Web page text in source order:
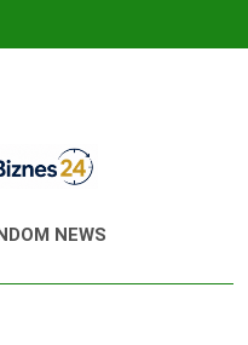
I Biznes
24
Finanse? Fachowa
NEWS